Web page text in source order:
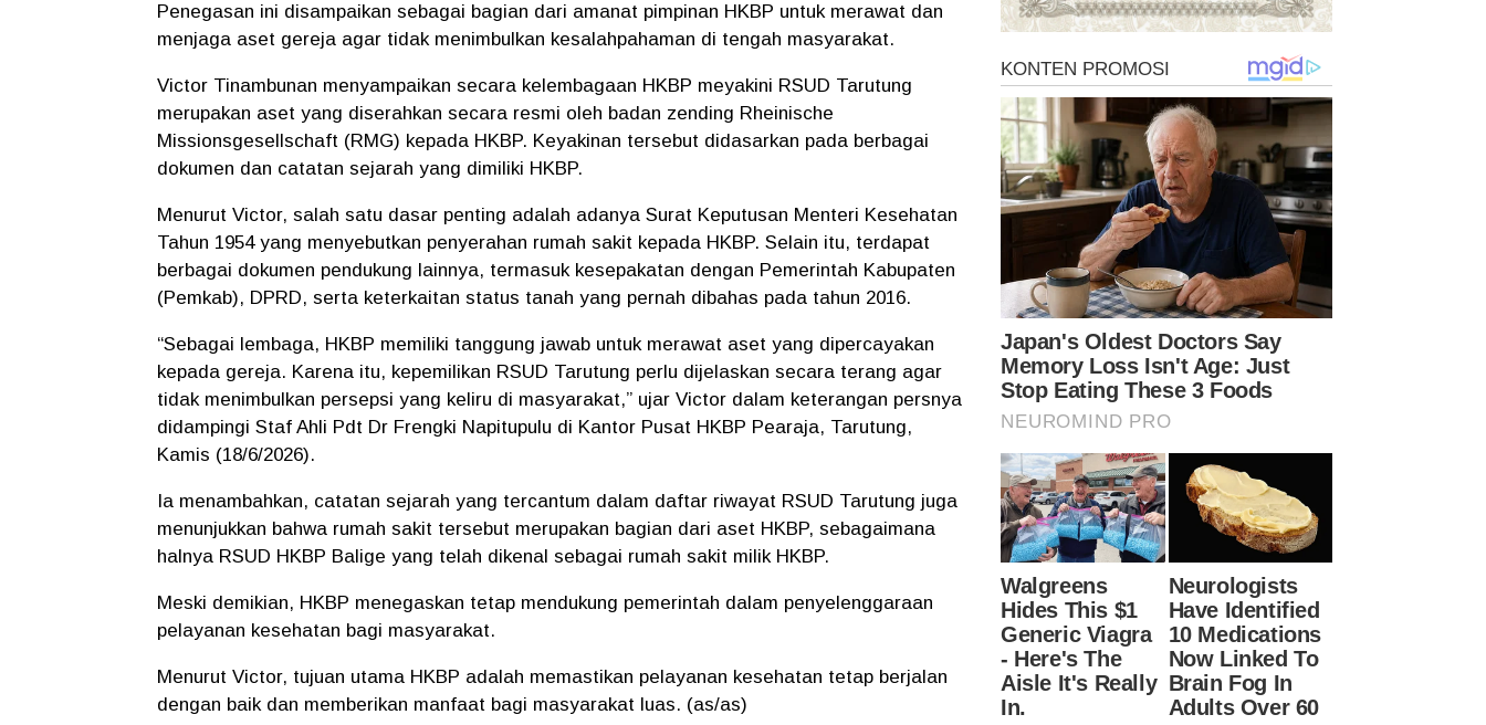
Penegasan ini disampaikan sebagai bagian dari amanat pimpinan HKBP untuk merawat dan
menjaga aset gereja agar tidak menimbulkan kesalahpahaman di tengah masyarakat.
Victor Tinambunan menyampaikan secara kelembagaan HKBP meyakini RSUD Tarutung
merupakan aset yang diserahkan secara resmi oleh badan zending Rheinische
Missionsgesellschaft (RMG) kepada HKBP. Keyakinan tersebut didasarkan pada berbagai
dokumen dan catatan sejarah yang dimiliki HKBP.
Menurut Victor, salah satu dasar penting adalah adanya Surat Keputusan Menteri Kesehatan
Tahun 1954 yang menyebutkan penyerahan rumah sakit kepada HKBP. Selain itu, terdapat
berbagai dokumen pendukung lainnya, termasuk kesepakatan dengan Pemerintah Kabupaten
(Pemkab), DPRD, serta keterkaitan status tanah yang pernah dibahas pada tahun 2016.
“Sebagai lembaga, HKBP memiliki tanggung jawab untuk merawat aset yang dipercayakan
kepada gereja. Karena itu, kepemilikan RSUD Tarutung perlu dijelaskan secara terang agar
tidak menimbulkan persepsi yang keliru di masyarakat,” ujar Victor dalam keterangan persnya
didampingi Staf Ahli Pdt Dr Frengki Napitupulu di Kantor Pusat HKBP Pearaja, Tarutung,
Kamis (18/6/2026).
Ia menambahkan, catatan sejarah yang tercantum dalam daftar riwayat RSUD Tarutung juga
menunjukkan bahwa rumah sakit tersebut merupakan bagian dari aset HKBP, sebagaimana
halnya RSUD HKBP Balige yang telah dikenal sebagai rumah sakit milik HKBP.
Meski demikian, HKBP menegaskan tetap mendukung pemerintah dalam penyelenggaraan
pelayanan kesehatan bagi masyarakat.
Menurut Victor, tujuan utama HKBP adalah memastikan pelayanan kesehatan tetap berjalan
dengan baik dan memberikan manfaat bagi masyarakat luas. (as/as)